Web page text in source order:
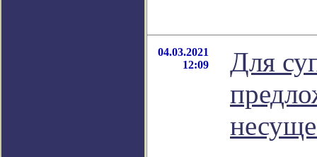
04.03.2021
12:09
Для